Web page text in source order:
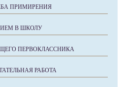
ПРИМИРЕНИЯ
В ШКОЛУ
ПЕРВОКЛАССНИКА
РАБОТА